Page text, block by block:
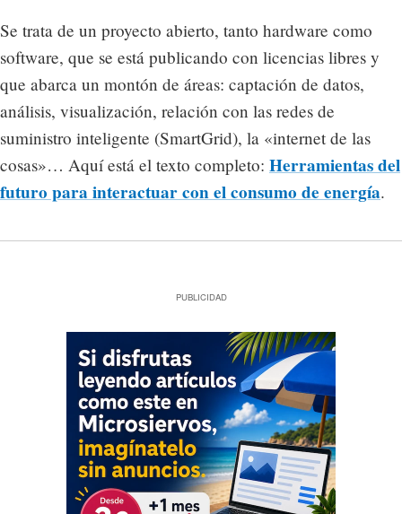
Se trata de un proyecto abierto, tanto hardware como
software, que se está publicando con licencias libres y
que abarca un montón de áreas: captación de datos,
análisis, visualización, relación con las redes de
suministro inteligente (SmartGrid), la «internet de las
cosas»… Aquí está el texto completo: Herramientas del
futuro para interactuar con el consumo de energía.
PUBLICIDAD